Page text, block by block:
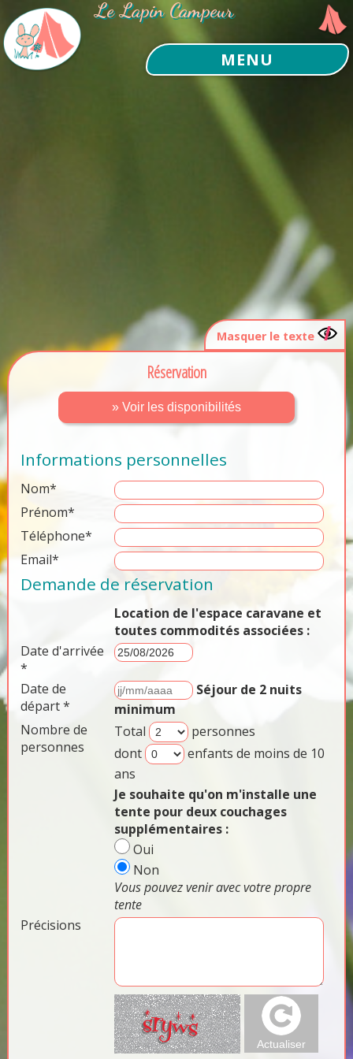
Le Lapin Campeur
MENU
Masquer le texte
Réservation
» Voir les disponibilités
Informations personnelles
Nom*
Prénom*
Téléphone*
Email*
Demande de réservation
Location de l'espace caravane et
toutes commodités associées :
Date d'arrivée
*
Date de
départ *
Séjour de 2 nuits
minimum
Nombre de
personnes
Total
personnes
dont
enfants de moins de 10
ans
Je souhaite qu'on m'installe une
tente pour deux couchages
supplémentaires :
Oui
Non
Vous pouvez venir avec votre propre
tente
Précisions